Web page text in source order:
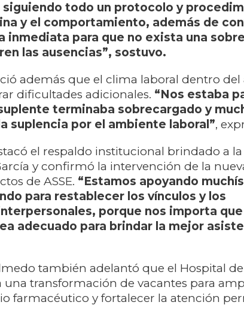
siguiendo todo un protocolo y
y el comportamiento, además de
inmediata para que no exista una
las ausencias”, sostuvo.
además que el clima laboral dentro del
dificultades adicionales. “Nos estaba
terminaba sobrecargado y
suplencia por el ambiente laboral”,
el respaldo institucional brindado a
y confirmó la intervención de la
de ASSE. “Estamos apoyando
para restablecer los vínculos y los
porque nos importa que
adecuado para brindar la mejor
también adelantó que el Hospital de
transformación de vacantes para
farmacéutico y fortalecer la atención